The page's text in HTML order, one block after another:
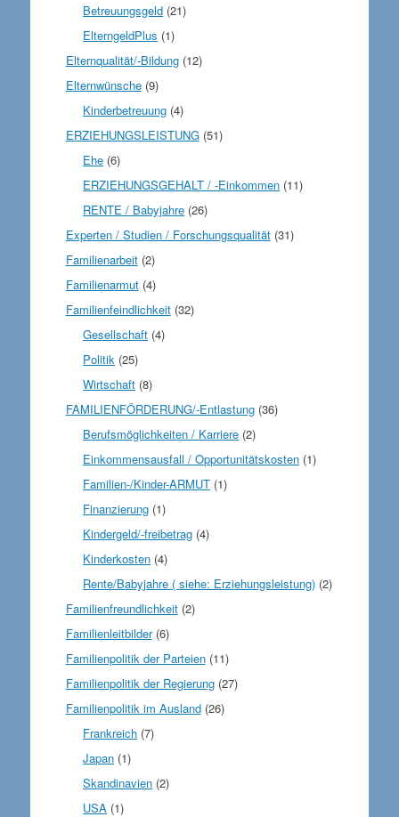
Betreuungsgeld (21)
ElterngeldPlus (1)
Elternqualität/-Bildung(12)
Elternwünsche(9)
Kinderbetreuung (4)
ERZIEHUNGSLEISTUNG(51)
Ehe (6)
ERZIEHUNGSGEHALT / -Einkommen (11)
RENTE / Babyjahre (26)
Experten / Studien / Forschungsqualität(31)
Familienarbeit(2)
Familienarmut(4)
Familienfeindlichkeit(32)
Gesellschaft (4)
Politik (25)
Wirtschaft (8)
FAMILIENFÖRDERUNG/-Entlastung(36)
Berufsmöglichkeiten / Karriere (2)
Einkommensausfall / Opportunitätskosten (1)
Familien-/Kinder-ARMUT (1)
Finanzierung (1)
Kindergeld/-freibetrag (4)
Kinderkosten (4)
Rente/Babyjahre ( siehe: Erziehungsleistung) (2)
Familienfreundlichkeit(2)
Familienleitbilder(6)
Familienpolitik der Parteien(11)
Familienpolitik der Regierung(27)
Familienpolitik im Ausland(26)
Frankreich (7)
Japan (1)
Skandinavien (2)
USA (1)